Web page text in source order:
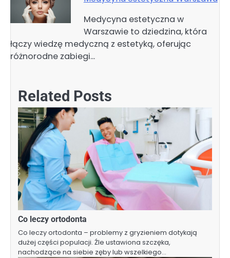
Medycyna estetyczna w
Warszawie to dziedzina, która
łączy wiedzę medyczną z estetyką, oferując
różnorodne zabiegi…
Related Posts
Co leczy ortodonta
Co leczy ortodonta – problemy z gryzieniem dotykają
dużej części populacji. Źle ustawiona szczęka,
nachodzące na siebie zęby lub wszelkiego…